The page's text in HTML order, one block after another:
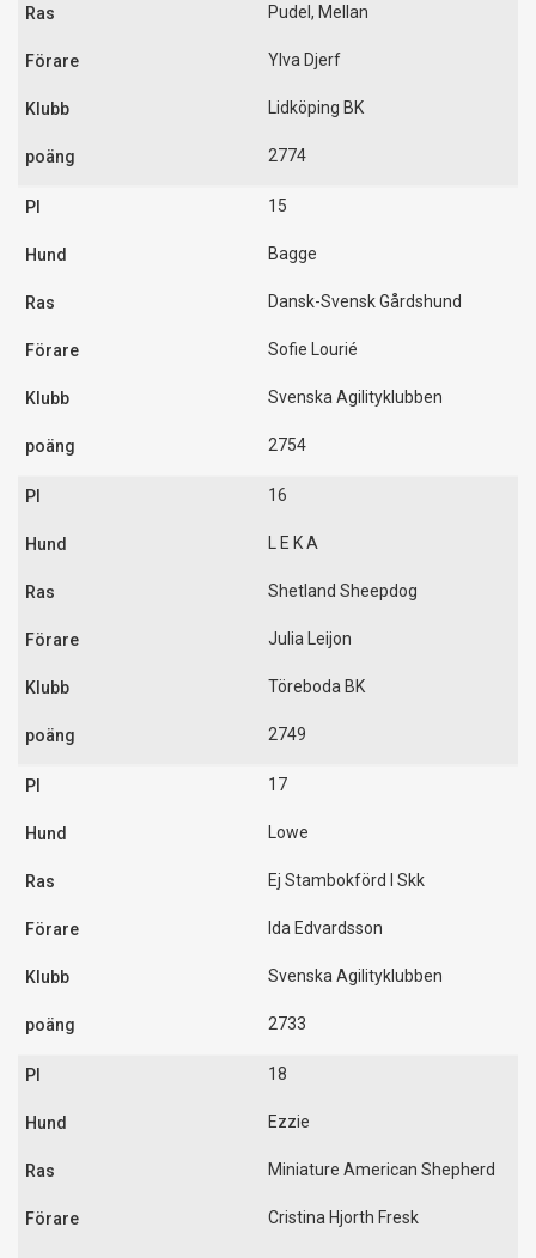
Pudel, Mellan
Ylva Djerf
Lidköping BK
2774
15
Bagge
Dansk-Svensk Gårdshund
Sofie Lourié
Svenska Agilityklubben
2754
16
L E K A
Shetland Sheepdog
Julia Leijon
Töreboda BK
2749
17
Lowe
Ej Stambokförd I Skk
Ida Edvardsson
Svenska Agilityklubben
2733
18
Ezzie
Miniature American Shepherd
Cristina Hjorth Fresk